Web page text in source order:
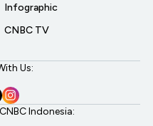
Infographic
CNBC TV
Us:
Indonesia: